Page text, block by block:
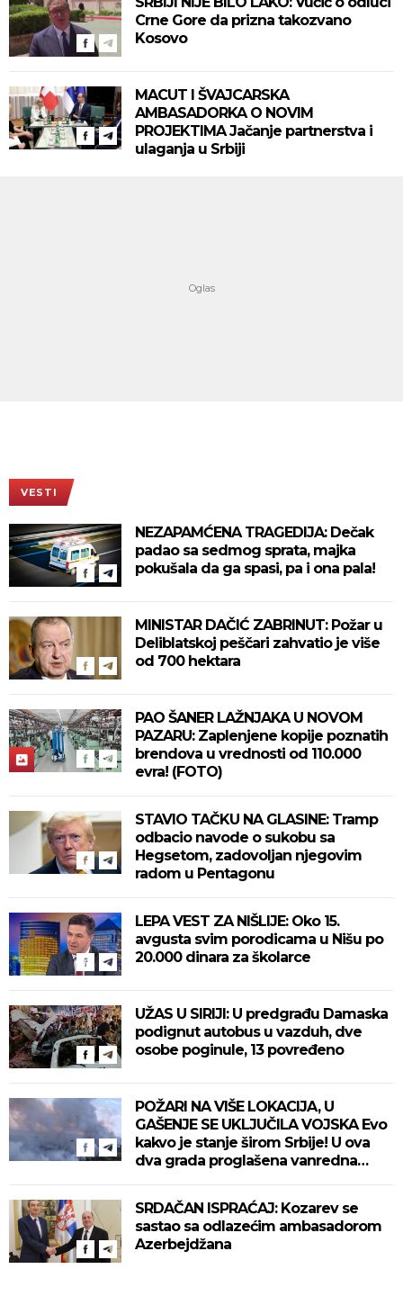
Crne Gore da prizna takozvano
Kosovo
MACUT I ŠVAJCARSKA
AMBASADORKA O NOVIM
PROJEKTIMA Jačanje partnerstva i
ulaganja u Srbiji
VESTI
NEZAPAMĆENA TRAGEDIJA: Dečak
padao sa sedmog sprata, majka
pokušala da ga spasi, pa i ona pala!
MINISTAR DAČIĆ ZABRINUT: Požar u
Deliblatskoj peščari zahvatio je više
od 700 hektara
PAO ŠANER LAŽNJAKA U NOVOM
PAZARU: Zaplenjene kopije poznatih
brendova u vrednosti od 110.000
evra! (FOTO)
STAVIO TAČKU NA GLASINE: Tramp
odbacio navode o sukobu sa
Hegsetom, zadovoljan njegovim
radom u Pentagonu
LEPA VEST ZA NIŠLIJE: Oko 15.
avgusta svim porodicama u Nišu po
20.000 dinara za školarce
UŽAS U SIRIJI: U predgrađu Damaska
podignut autobus u vazduh, dve
osobe poginule, 13 povređeno
POŽARI NA VIŠE LOKACIJA, U
GAŠENJE SE UKLJUČILA VOJSKA Evo
kakvo je stanje širom Srbije! U ova
dva grada proglašena vanredna
SRDAČAN ISPRAĆAJ: Kozarev se
sastao sa odlazećim ambasadorom
Azerbejdžana